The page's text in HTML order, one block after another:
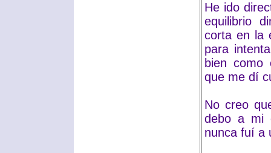
He ido
equilibrio
corta en la
para
bien como
que me dí
No creo
debo a mi
nunca fuí a